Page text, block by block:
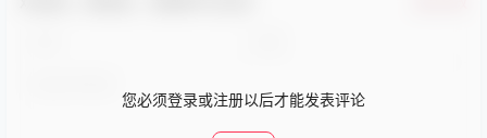
您必须登录或注册以后才能发表评论